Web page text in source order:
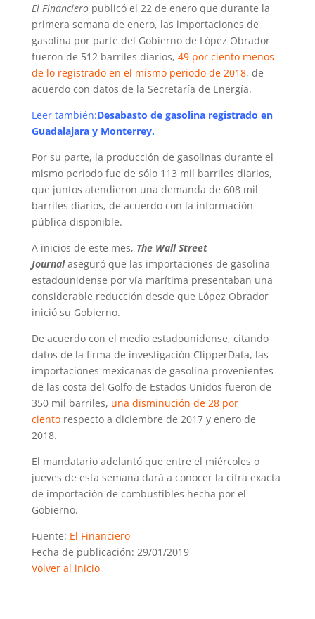
El Financiero publicó el 22 de enero que durante la
primera semana de enero, las importaciones de
gasolina por parte del Gobierno de López Obrador
fueron de 512 barriles diarios, 49 por ciento menos
de lo registrado en el mismo periodo de 2018, de
acuerdo con datos de la Secretaría de Energía.
Leer también:Desabasto de gasolina registrado en
Guadalajara y Monterrey.
Por su parte, la producción de gasolinas durante el
mismo periodo fue de sólo 113 mil barriles diarios,
que juntos atendieron una demanda de 608 mil
barriles diarios, de acuerdo con la información
pública disponible.
A inicios de este mes, The Wall Street
Journalaseguró que las importaciones de gasolina
estadounidense por vía marítima presentaban una
considerable reducción desde que López Obrador
inició su Gobierno.
De acuerdo con el medio estadounidense, citando
datos de la firma de investigación ClipperData, las
importaciones mexicanas de gasolina provenientes
de las costa del Golfo de Estados Unidos fueron de
350 mil barriles, una disminución de 28 por
cientorespecto a diciembre de 2017 y enero de
2018.
El mandatario adelantó que entre el miércoles o
jueves de esta semana dará a conocer la cifra exacta
de importación de combustibles hecha por el
Gobierno.
Fuente: El Financiero
Fecha de publicación: 29/01/2019
Volver al inicio